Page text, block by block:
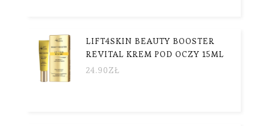
LIFT4SKIN BEAUTY BOOSTER
REVITAL KREM POD OCZY 15ML
24.90ZŁ